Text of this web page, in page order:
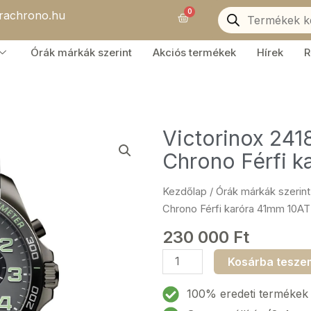
0Kosár
Products
search
Órák márkák szerint Akciós termékek Hírek
Victorinox
Chrono Férfi
Kezdőlap / Órák márkák szerint
Chrono Férfi karóra 41mm
230 000 Ft
Victorinox
241891
Field
Kosárba
100% eredeti termékek